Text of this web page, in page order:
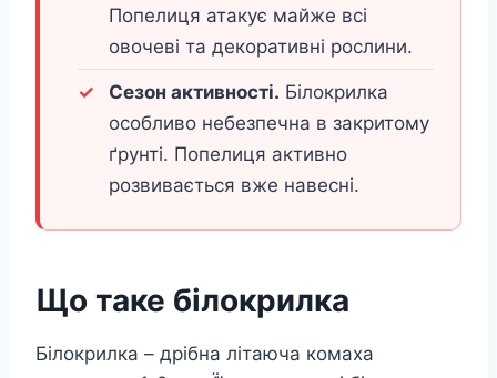
Попелиця атакує майже всі
овочеві та декоративні рослини.
Сезон активності. Білокрилка
особливо небезпечна в закритому
ґрунті. Попелиця активно
розвивається вже навесні.
Що таке білокрилка
Білокрилка – дрібна літаюча комаха